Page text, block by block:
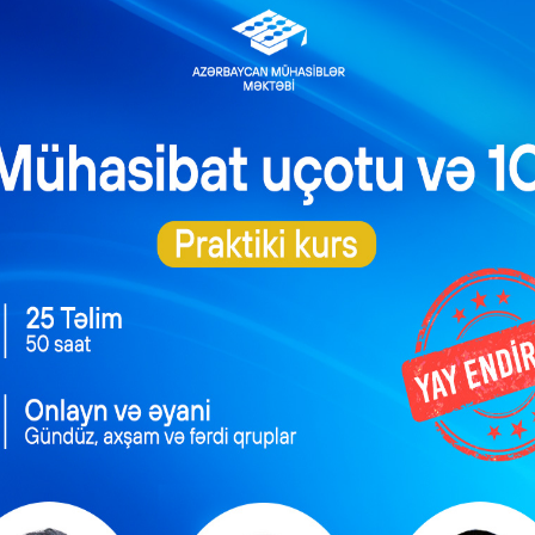
mülkiyyətində
dəyişib
Əlilliyi olan işçinin
əmək müqaviləsinə
xitam verilməsi